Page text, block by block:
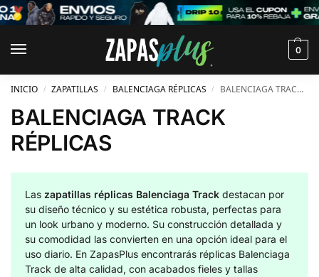
0
INICIO / ZAPATILLAS / BALENCIAGA RÉPLICAS / BALENCIAGA TRACK RÉPLICAS
BALENCIAGA TRACK
RÉPLICAS
Las zapatillas réplicas Balenciaga Track destacan por
su diseño técnico y su estética robusta, perfectas para
un look urbano y moderno. Su construcción detallada y
su comodidad las convierten en una opción ideal para el
uso diario. En ZapasPlus encontrarás réplicas Balenciaga
Track de alta calidad, con acabados fieles y tallas